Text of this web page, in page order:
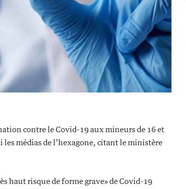
contre le Covid-19 aux mineurs de 16 et
médias de l’hexagone, citant le ministère
haut risque de forme grave» de Covid-19